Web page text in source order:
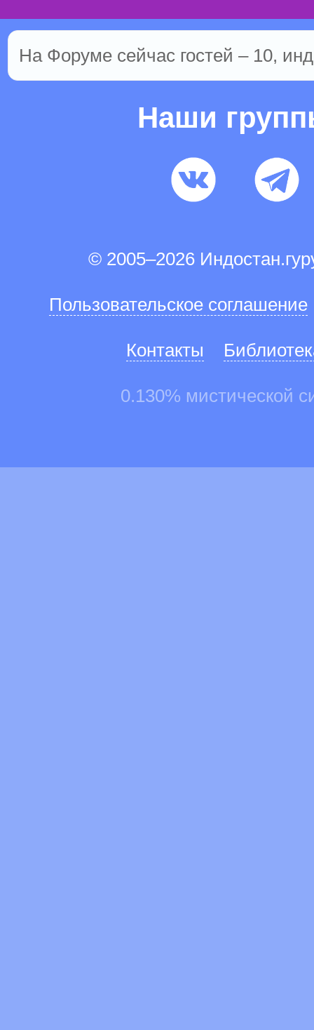
На Форуме сейчас гостей – 10,
Наши
© 2005–2026
Пользовательское соглашение
Контакты
0.130% мистической